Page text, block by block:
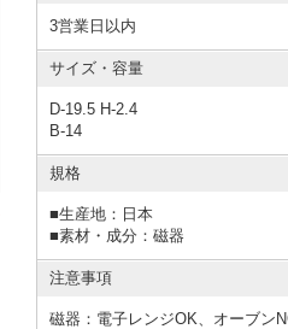
3営業日以内
サイズ・容量
D-19.5 H-2.4
B-14
規格
■生産地：日本
■素材・成分：磁器
注意事項
磁器：電子レンジOK、オーブン